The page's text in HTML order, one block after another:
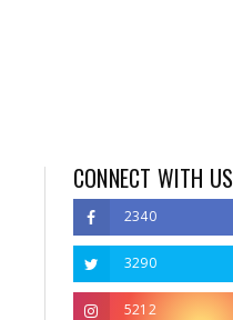
CONNECT WITH US
2340
3290
5212